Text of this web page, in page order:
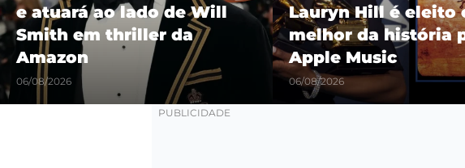
Lauryn Hill é eleito o
melhor da história pela
Apple Music
06/08/2026
“Castelos &
show histórico no
Maracaña
06/08/2026